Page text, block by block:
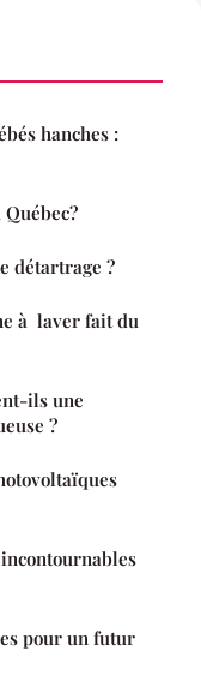
hanches :
détartrage ?
à laver fait du
ils une
?
pour un futur